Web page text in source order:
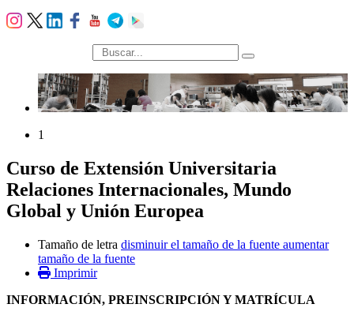
búsqueda
1
Curso de Extensión Universitaria
Relaciones Internacionales, Mundo
Global y Unión Europea
Tamaño de letra disminuir el tamaño de la fuente aumentar
tamaño de la fuente
Imprimir
INFORMACIÓN, PREINSCRIPCIÓN Y MATRÍCULA